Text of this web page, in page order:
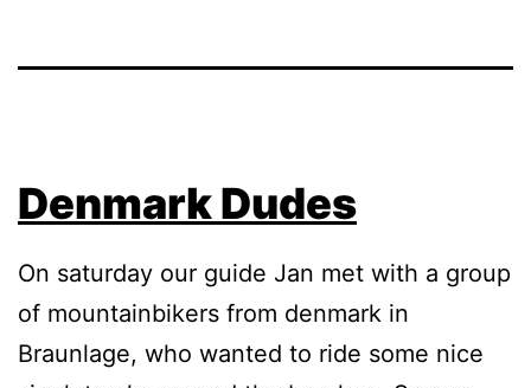
Denmark Dudes
On saturday our guide Jan met with a group
of mountainbikers from denmark in
Braunlage, who wanted to ride some nice